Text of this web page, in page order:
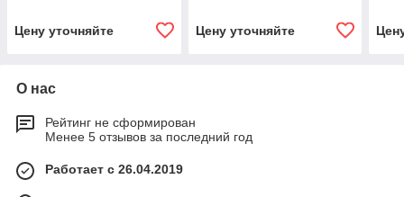
Цену уточняйте Цену уточняйте
О нас
Рейтинг не сформирован
Менее 5 отзывов за последний год
Работает с 26.04.2019